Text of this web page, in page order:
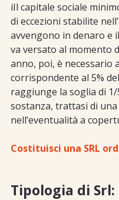
iIl capitale sociale
di eccezioni stabilite
avvengono in denaro e
va versato al momento
anno, poi, è necessario
corrispondente al 5%
raggiunge la soglia di
sostanza, trattasi di
nell’eventualità a
Costituisci una SRL
Tipologia di Srl: